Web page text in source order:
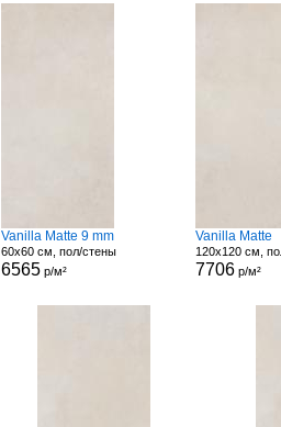
Vanilla Matte 9 mm
60x60 см, пол/стены
6565р/м²
Vanilla Matte
120x120 см,
7706р/м²